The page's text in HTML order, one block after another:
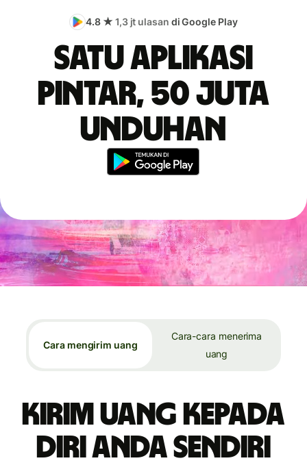
4.8 ★ 1,3 jt ulasan di Google Play
Satu aplikasi
pintar, 50 juta
unduhan
Cara mengirim uang
Cara-cara menerima
uang
Kirim uang kepada
diri Anda sendiri